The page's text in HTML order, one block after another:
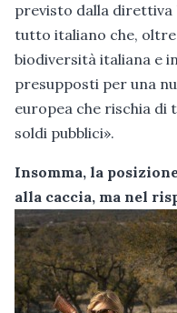
previsto dalla
tutto italiano che,
biodiversità italiana e
presupposti per una
europea che rischia di
soldi pubblici».
Insomma, la
alla caccia, ma nel